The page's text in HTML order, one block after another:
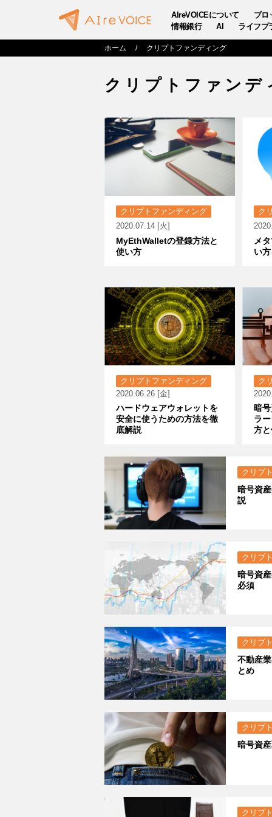
AIreVOICEについて
ブロ
情報銀行
AI ライフプ
ホーム クリプトファンディング
クリプトファンデ
クリプトファンディング
2020.07.14 [火]
MyEthWalletの登録方法と
使い方
ク
メ
い
クリプトファンディング
2020.06.26 [金]
ハードウェアウォレットを
安全に使うための方法を徹
底解説
ク
暗
ラ
方
クリプ
暗号資
説
クリプ
暗号資
必須
クリプ
不動産
とめ
クリプ
暗号資
クリプ